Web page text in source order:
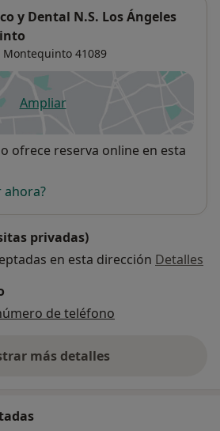
y Dental N.S. Los Ángeles
Montequinto 41089
Ampliarse abre en una nueva
ofrece reserva online en esta
ahora?
privadas)
en esta dirección Detalles
de teléfono
más detalles
sobre la dirección